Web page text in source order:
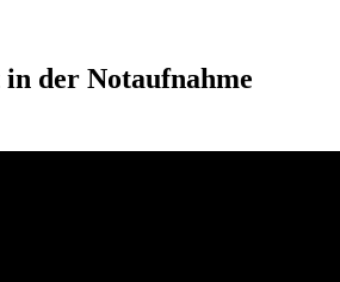
der Notaufnahme